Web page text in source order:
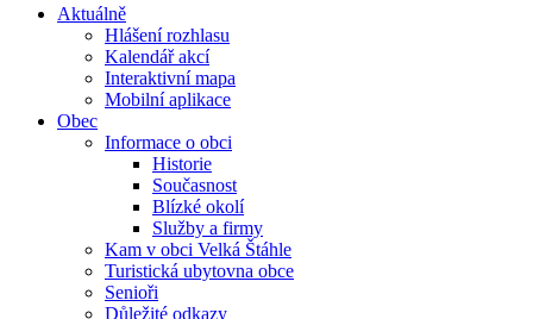
Aktuálně
Hlášení rozhlasu
Kalendář akcí
Interaktivní mapa
Mobilní aplikace
Obec
Informace o obci
Historie
Současnost
Blízké okolí
Služby a firmy
Kam v obci Velká Štáhle
Turistická ubytovna obce
Senioři
Důležité odkazy